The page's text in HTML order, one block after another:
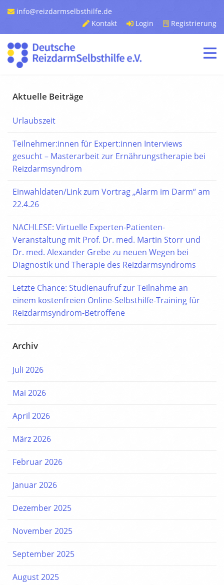
info@reizdarmselbsthilfe.de
Kontakt
Login Registrierung
Aktuelle Beiträge
Urlaubszeit
Teilnehmer:innen für Expert:innen Interviews
gesucht – Masterarbeit zur Ernährungstherapie bei
Reizdarmsyndrom
Einwahldaten/Link zum Vortrag „Alarm im Darm“ am
22.4.26
NACHLESE: Virtuelle Experten-Patienten-
Veranstaltung mit Prof. Dr. med. Martin Storr und
Dr. med. Alexander Grebe zu neuen Wegen bei
Diagnostik und Therapie des Reizdarmsyndroms
Letzte Chance: Studienaufruf zur Teilnahme an
einem kostenfreien Online-Selbsthilfe-Training für
Reizdarmsyndrom-Betroffene
Archiv
Juli 2026
Mai 2026
April 2026
März 2026
Februar 2026
Januar 2026
Dezember 2025
November 2025
September 2025
August 2025